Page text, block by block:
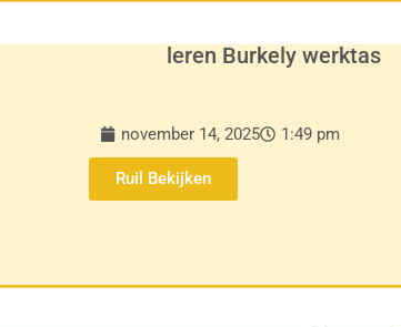
leren Burkely werktas
november 14, 2025 1:49 pm
Ruil Bekijken